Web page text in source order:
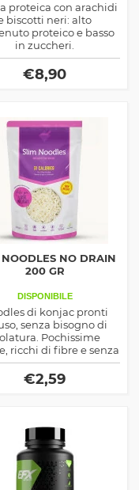
proteica con arachidi
biscotti neri: alto
proteico e basso
in zuccheri.
€8,90
NOODLES NO DRAIN
200 GR
DISPONIBILE
di konjac pronti
senza bisogno di
Pochissime
ricchi di fibre e senza
ideali per diete
e vegane.
€2,59